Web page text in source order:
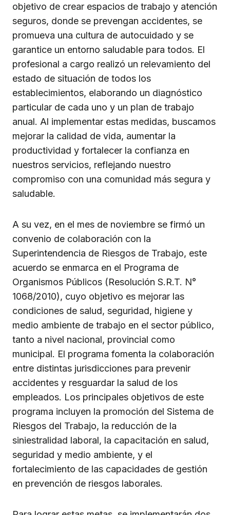
objetivo de crear espacios de trabajo y atención
seguros, donde se prevengan accidentes, se
promueva una cultura de autocuidado y se
garantice un entorno saludable para todos. El
profesional a cargo realizó un relevamiento del
estado de situación de todos los
establecimientos, elaborando un diagnóstico
particular de cada uno y un plan de trabajo
anual. Al implementar estas medidas, buscamos
mejorar la calidad de vida, aumentar la
productividad y fortalecer la confianza en
nuestros servicios, reflejando nuestro
compromiso con una comunidad más segura y
saludable.
A su vez, en el mes de noviembre se firmó un
convenio de colaboración con la
Superintendencia de Riesgos de Trabajo, este
acuerdo se enmarca en el Programa de
Organismos Públicos (Resolución S.R.T. N°
1068/2010), cuyo objetivo es mejorar las
condiciones de salud, seguridad, higiene y
medio ambiente de trabajo en el sector público,
tanto a nivel nacional, provincial como
municipal. El programa fomenta la colaboración
entre distintas jurisdicciones para prevenir
accidentes y resguardar la salud de los
empleados. Los principales objetivos de este
programa incluyen la promoción del Sistema de
Riesgos del Trabajo, la reducción de la
siniestralidad laboral, la capacitación en salud,
seguridad y medio ambiente, y el
fortalecimiento de las capacidades de gestión
en prevención de riesgos laborales.